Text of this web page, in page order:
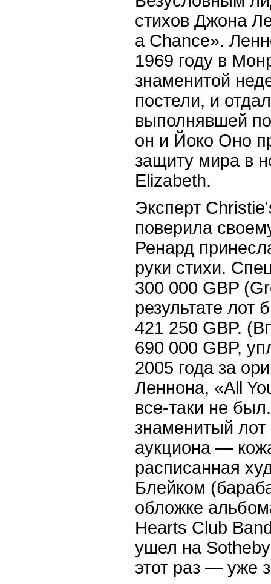
стихов Джона
a Chance».
1969 году в
знаменитой
постели, и
выполнявшей
он и Йоко Оно
защиту мира в
Elizabeth.
Эксперт
поверила
Ренард
руки стихи.
300 000 GBP
результате лот
421 250 GBP.
690 000 GBP,
2005 года за
Леннона, «All
все-таки не
знаменитый
аукциона —
расписанная
Блейком
обложке
Hearts Club
ушел на
этот раз — уже